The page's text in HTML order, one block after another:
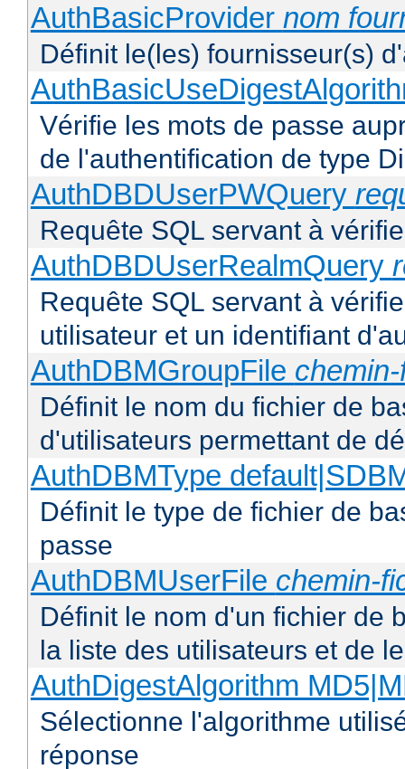
AuthBasicProvider nom
Définit le(les) fournisseur(s)
Vérifie les mots de passe
de l'authentification de type
AuthDBDUserPWQuery
Requête SQL servant à
AuthDBDUserRealmQuery
Requête SQL servant à
utilisateur et un identifiant
AuthDBMGroupFile
Définit le nom du fichier de
d'utilisateurs permettant de
AuthDBMType
Définit le type de fichier de
passe
AuthDBMUserFile chemin-
Définit le nom d'un fichier de
la liste des utilisateurs et de
AuthDigestAlgorithm
Sélectionne l'algorithme
réponse